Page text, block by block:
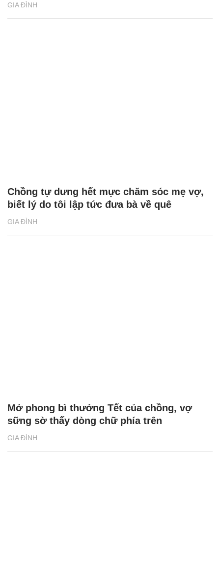
GIA ĐÌNH
GIA ĐÌNH
Chồng tự dưng hết mực chăm sóc mẹ vợ,
biết lý do tôi lập tức đưa bà về quê
GIA ĐÌNH
Mở phong bì thưởng Tết của chồng, vợ
sững sờ thấy dòng chữ phía trên